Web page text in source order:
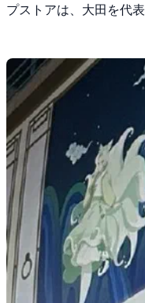
プストアは、大田を代